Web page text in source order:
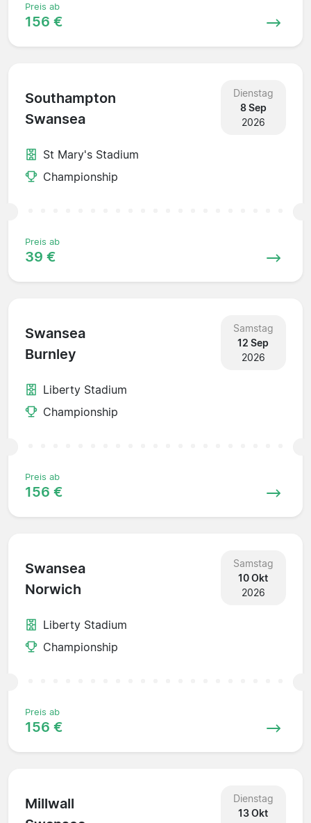
Preis ab
156 €
Southampton
Swansea
Dienstag
8 Sep
2026
St Mary's Stadium
Championship
Preis ab
39 €
Swansea
Burnley
Samstag
12 Sep
2026
Liberty Stadium
Championship
Preis ab
156 €
Swansea
Norwich
Samstag
10 Okt
2026
Liberty Stadium
Championship
Preis ab
156 €
Millwall
Dienstag
13 Okt